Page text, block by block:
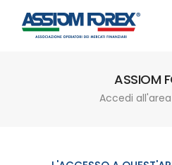
ASSIOM
Accedi